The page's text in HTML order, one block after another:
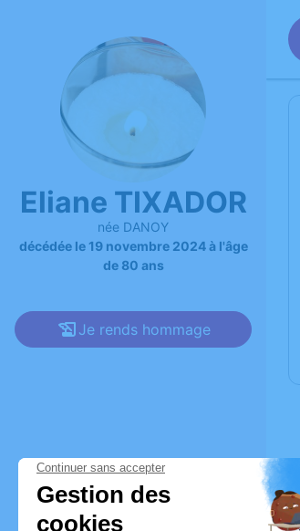
Eliane TIXADOR
née DANOY
décédée le 19 novembre 2024 à l'âge
de 80 ans
Je rends hommage